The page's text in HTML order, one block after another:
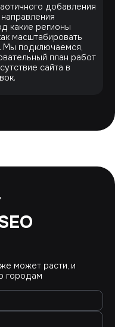
добавления
какие регионы
масштабировать
Мы подключаемся,
план работ
сайта в
может расти, и
городам